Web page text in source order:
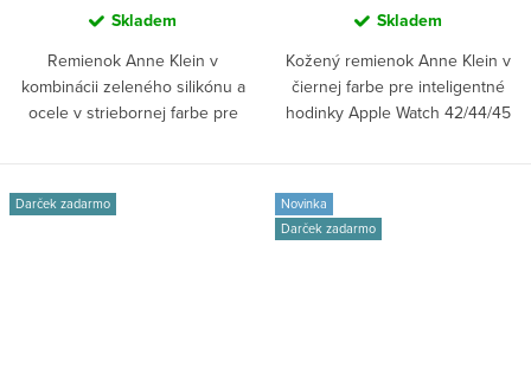
Skladem
Remienok Anne Klein v
kombinácii zeleného silikónu a
ocele v striebornej farbe pre
Skladem
Kožený remienok Anne Klein v
čiernej farbe pre inteligentné
hodinky Apple Watch 42/44/45
Darček zadarmo
Novinka
Darček zadarmo